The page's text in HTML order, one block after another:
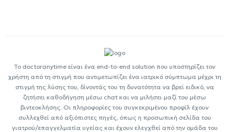
Το doctoranytime είναι ένα end-to-end solution που υποστηρίζει τον
χρήστη από τη στιγμή που αντιμετωπίζει ένα ιατρικό σύμπτωμα μέχρι τη
στιγμή της λύσης του, δίνοντάς του τη δυνατότητα να βρεί ειδικό, να
ζητήσει καθοδήγηση μέσω chat και να μιλήσει μαζί του μέσω
βιντεοκλήσης. Οι πληροφορίες του συγκεκριμένου προφίλ έχουν
συλλεχθεί από αξιόπιστες πηγές, όπως η προσωπική σελίδα του
γιατρού/επαγγελματία υγείας και έχουν ελεγχθεί από την ομάδα του